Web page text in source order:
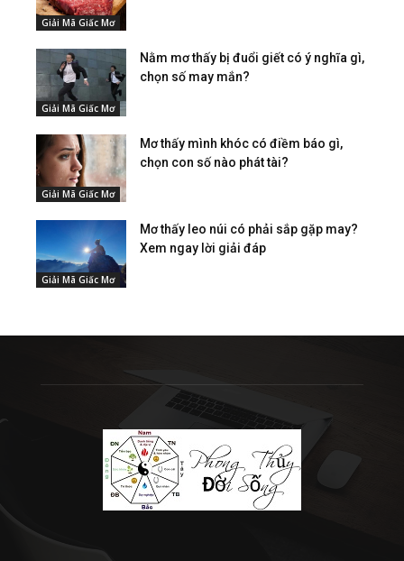
Giải Mã Giấc Mơ
Giải Mã Giấc Mơ
Nằm mơ thấy bị đuổi giết có ý nghĩa gì,
chọn số may mắn?
Giải Mã Giấc Mơ
Mơ thấy mình khóc có điềm báo gì,
chọn con số nào phát tài?
Giải Mã Giấc Mơ
Mơ thấy leo núi có phải sắp gặp may?
Xem ngay lời giải đáp